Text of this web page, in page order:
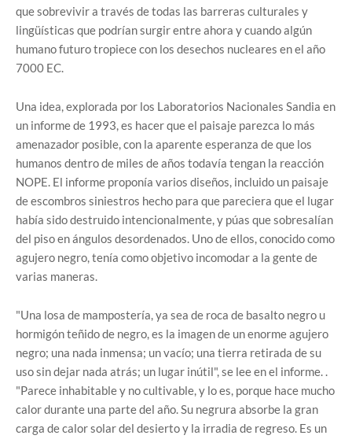
que sobrevivir a través de todas las barreras culturales y
lingüísticas que podrían surgir entre ahora y cuando algún
humano futuro tropiece con los desechos nucleares en el año
7000 EC.
Una idea, explorada por los Laboratorios Nacionales Sandia en
un informe de 1993, es hacer que el paisaje parezca lo más
amenazador posible, con la aparente esperanza de que los
humanos dentro de miles de años todavía tengan la reacción
NOPE. El informe proponía varios diseños, incluido un paisaje
de escombros siniestros hecho para que pareciera que el lugar
había sido destruido intencionalmente, y púas que sobresalían
del piso en ángulos desordenados. Uno de ellos, conocido como
agujero negro, tenía como objetivo incomodar a la gente de
varias maneras.
"Una losa de mampostería, ya sea de roca de basalto negro u
hormigón teñido de negro, es la imagen de un enorme agujero
negro; una nada inmensa; un vacío; una tierra retirada de su
uso sin dejar nada atrás; un lugar inútil", se lee en el informe. .
"Parece inhabitable y no cultivable, y lo es, porque hace mucho
calor durante una parte del año. Su negrura absorbe la gran
carga de calor solar del desierto y la irradia de regreso. Es un